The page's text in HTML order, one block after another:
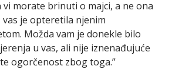
vi morate brinuti o majci, a ne ona
vas je opteretila njenim
Možda vam je donekle bilo
u vas, ali nije iznenađujuće
ogorčenost zbog toga.”